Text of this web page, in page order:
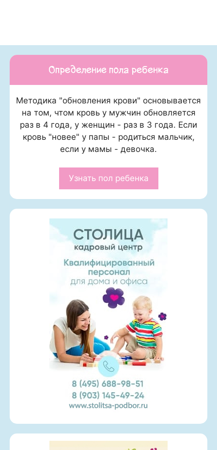
Определение пола ребенка
Методика "обновления крови" основывается
на том, чтом кровь у мужчин обновляется
раз в 4 года, у женщин - раз в 3 года. Если
кровь "новее" у папы - родиться мальчик,
если у мамы - девочка.
Узнать пол ребенка